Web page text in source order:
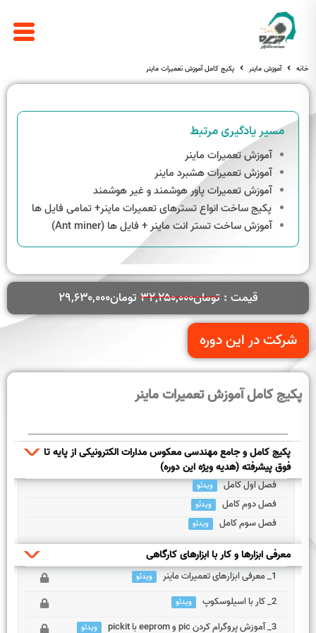
خانه آموزش ماینر پکیج کامل آموزش تعمیرات ماینر
پکیج کامل آموزش تعمیرات ماینر
پکیج کامل و جامع مهندسی معکوس مدارات الکترونیکی از پایه تا
فوق پیشرفته (هدیه ویژه این دوره)
فصل اول کامل ویدئو
دوره ی جامع مهندسی معکوس مدارات الکترونیکی
فصل دوم کامل ویدئو
فصل سوم کامل ویدئو
دوره ی جامع مهندسی معکوس مدارات الکترونیکی
معرفی ابزارها و کار با ابزارهای کارگاهی
1_ معرفی ابزارهای تعمیرات ماینر ویدئو
این بخش خصوصی می باشد. برای دسترسی کامل به دروس این
دوره باید این دوره را خریداری نمایید.
2_ کار با اسیلوسکوپ ویدئو
3_ آموزش پروگرام کردن pic و eeprom با pickit ویدئو
مسیر یادگیری مرتبط
آموزش تعمیرات ماینر
آموزش تعمیرات هشبرد ماینر
آموزش تعمیرات پاور هوشمند و غیر هوشمند
پکیج ساخت انواع تسترهای تعمیرات ماینر+ تمامی فایل ها
آموزش ساخت تستر انت ماینر + فایل ها (Ant miner)
قیمت :تومان۳۲,۲۵۰,۰۰۰ تومان۲۹,۶۳۰,۰۰۰
شرکت در این دوره